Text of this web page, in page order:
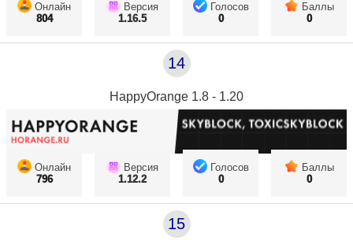
Онлайн
804
Версия
1.16.5
Голосов
0
Баллы
0
14
HappyOrange 1.8 - 1.20
Онлайн
796
Версия
1.12.2
Голосов
0
Баллы
0
15